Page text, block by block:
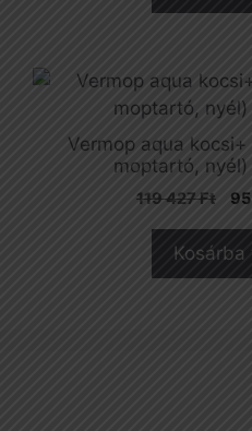
Vermop aqua
moptartó,
119 427Ft
Kosárba